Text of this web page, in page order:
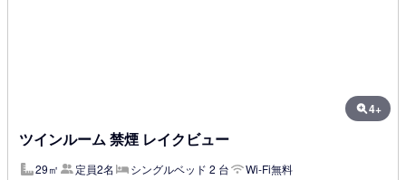
4+
ツインルーム 禁煙 レイクビュー
29㎡ 定員2名 シングルベッド 2 台
Wi-Fi無料